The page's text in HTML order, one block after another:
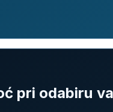
pri odabiru